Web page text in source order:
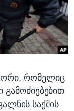
რომელიც
საქმის